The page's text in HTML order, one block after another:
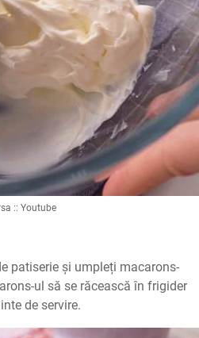
:: Youtube
patiserie și umpleți macarons-
ul să se răcească în frigider
de servire.